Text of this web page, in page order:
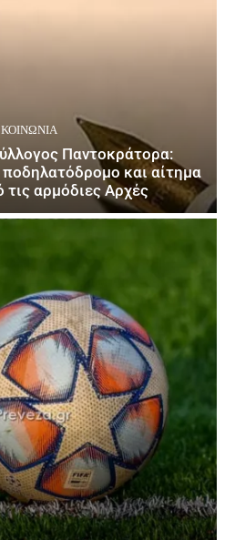
ΚΟΙΝΩΝΙΑ
Παντοκράτορα:
ποδηλατόδρομο και αίτημα
τις αρμόδιες Αρχές